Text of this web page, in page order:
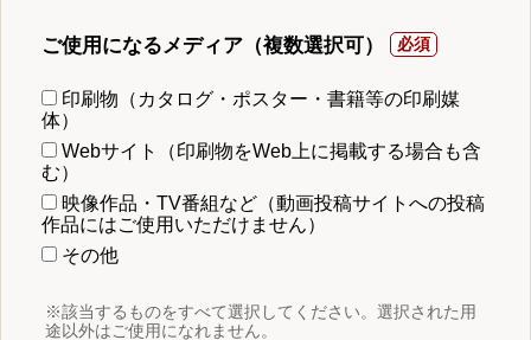
ご使用になるメディア（複数選択可）
印刷物（カタログ・ポスター・書籍等の印刷媒
体）
Webサイト（印刷物をWeb上に掲載する場合も含
む）
映像作品・TV番組など（動画投稿サイトへの投稿
作品にはご使用いただけません）
その他
※該当するものをすべて選択してください。選択された用
途以外はご使用になれません。